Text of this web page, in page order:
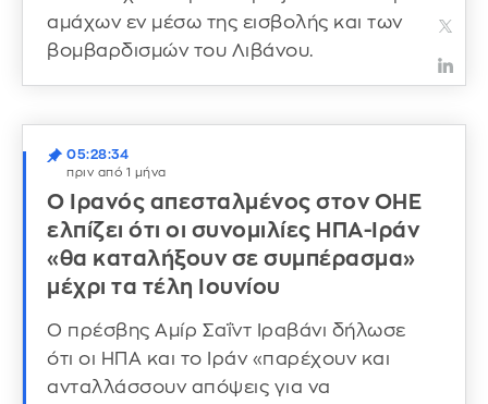
αμάχων εν μέσω της εισβολής και των
βομβαρδισμών του Λιβάνου.
05:28:34
πριν από 1 μήνα
Ο Ιρανός απεσταλμένος στον ΟΗΕ
ελπίζει ότι οι συνομιλίες ΗΠΑ-Ιράν
«θα καταλήξουν σε συμπέρασμα»
μέχρι τα τέλη Ιουνίου
Ο πρέσβης Αμίρ Σαΐντ Ιραβάνι δήλωσε
ότι οι ΗΠΑ και το Ιράν «παρέχουν και
ανταλλάσσουν απόψεις για να